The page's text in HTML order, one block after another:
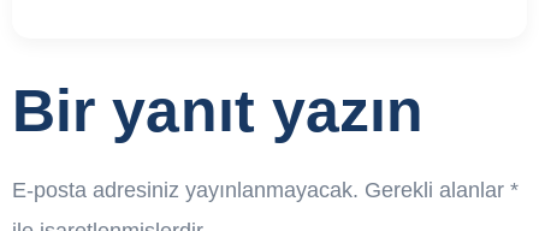
Bir yanıt yazın
E-posta adresiniz yayınlanmayacak. Gerekli alanlar *